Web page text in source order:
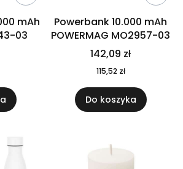
mAh
03
Powerbank 10.000 mAh
POWERMAG MO2957-03
142,09 zł
115,52 zł
Do koszyka